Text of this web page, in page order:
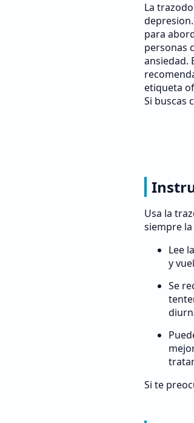
La
para
personas
ansiedad.
etiqueta
Si buscas
Usa la
siempre
Lee
y
Se
Si te